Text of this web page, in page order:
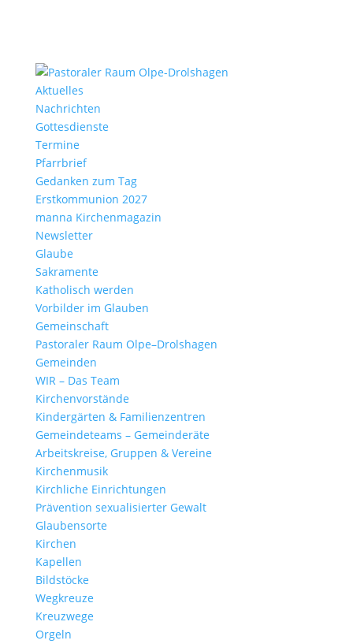
Aktu­elles
Nach­richten
Gottes­dienste
Termine
Pfarr­brief
Gedanken zum Tag
Erst­kom­mu­nion 2027
manna Kirchen­ma­gazin
News­letter
Glaube
Sakra­mente
Katho­lisch werden
Vorbilder im Glauben
Gemein­schaft
Pasto­raler Raum Olpe–Drolshagen
Gemeinden
WIR – Das Team
Kirchen­vor­stände
Kinder­gärten & Familienzentren
Gemein­de­teams – Gemeinderäte
Arbeits­kreise, Gruppen & Vereine
Kirchen­musik
Kirch­liche Einrichtungen
Präven­tion sexua­li­sierter Gewalt
Glau­ben­s­orte
Kirchen
Kapellen
Bild­stöcke
Wegkreuze
Kreuz­wege
Orgeln